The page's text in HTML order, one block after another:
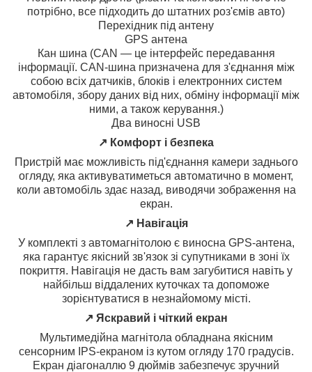
потрібно, все підходить до штатних роз'ємів авто)
Перехідник під антену
GPS антена
Кан шина (CAN — це інтерфейс передавання
інформації. CAN-шина призначена для з'єднання між
собою всіх датчиків, блоків і електронних систем
автомобіля, збору даних від них, обміну інформації між
ними, а також керування.)
Два виносні USB
↗️ Комфорт і безпека
Пристрій має можливість під'єднання камери заднього
огляду, яка активуватиметься автоматично в момент,
коли автомобіль здає назад, виводячи зображення на
екран.
↗️ Навігація
У комплекті з автомагнітолою є виносна GPS-антена,
яка гарантує якісний зв'язок зі супутниками в зоні їх
покриття. Навігація не дасть вам загубитися навіть у
найбільш віддалених куточках та допоможе
зорієнтуватися в незнайомому місті.
↗️ Яскравий і чіткий екран
Мультимедійна магнітола обладнана якісним
сенсорним IPS-екраном із кутом огляду 170 градусів.
Екран діагоналлю 9 дюймів забезпечує зручний